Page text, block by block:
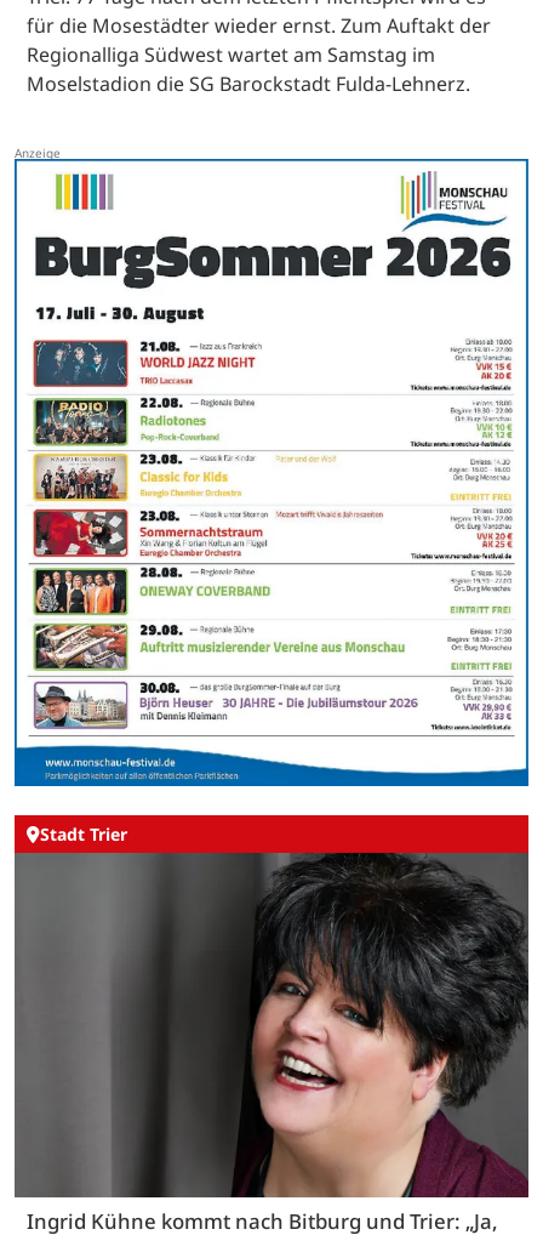
für die Mosestädter wieder ernst. Zum Auftakt der
Regionalliga Südwest wartet am Samstag im
Moselstadion die SG Barockstadt Fulda-Lehnerz.
Stadt Trier
Ingrid Kühne kommt nach Bitburg und Trier: „Ja,